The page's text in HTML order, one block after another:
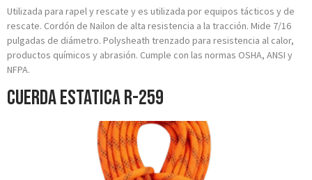
Utilizada para rapel y rescate y es utilizada por equipos tácticos y de
rescate. Cordón de Nailon de alta resistencia a la tracción. Mide 7/16
pulgadas de diámetro. Polysheath trenzado para resistencia al calor,
productos químicos y abrasión. Cumple con las normas OSHA, ANSI y
NFPA.
Cuerda Estatica R-259